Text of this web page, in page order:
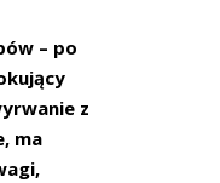
– po
z
ma